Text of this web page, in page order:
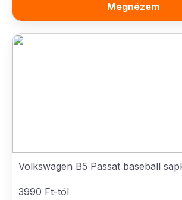
Megnézem
Volkswagen B5 Passat baseball
3990 Ft-tól